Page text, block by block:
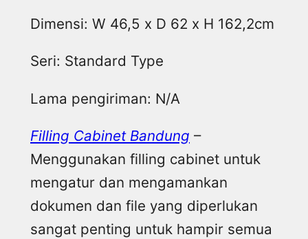
Dimensi: W 46,5 x D 62 x H 162,2cm
Seri: Standard Type
Lama pengiriman: N/A
Filling Cabinet Bandung –
Menggunakan filling cabinet untuk
mengatur dan mengamankan
dokumen dan file yang diperlukan
sangat penting untuk hampir semua